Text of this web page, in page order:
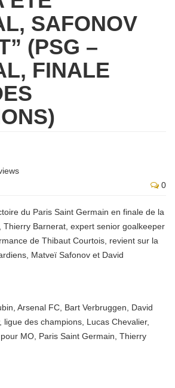
SAFONOV
(PSG –
FINALE
0
du Paris Saint Germain en finale de la
Thierry Barnerat, expert senior goalkeeper
de Thibaut Courtois, revient sur la
Matveï Safonov et David
Arsenal FC Bart Verbruggen
David
ligue des champions Lucas Chevalier,
MO Paris Saint Germain Thierry